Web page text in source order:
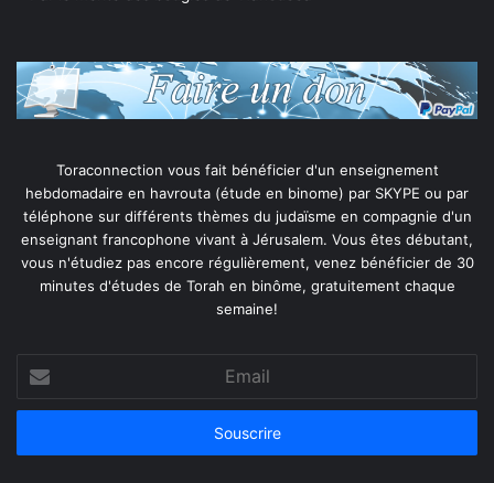
Toraconnection vous fait bénéficier d'un enseignement
hebdomadaire en havrouta (étude en binome) par SKYPE ou par
téléphone sur différents thèmes du judaïsme en compagnie d'un
enseignant francophone vivant à Jérusalem. Vous êtes débutant,
vous n'étudiez pas encore régulièrement, venez bénéficier de 30
minutes d'études de Torah en binôme, gratuitement chaque
semaine!